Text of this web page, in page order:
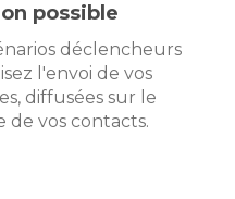
possible
déclencheurs
l'envoi de vos
diffusées sur le
vos contacts.